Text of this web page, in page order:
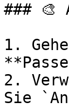
### 🎨
1.
2.
Sie